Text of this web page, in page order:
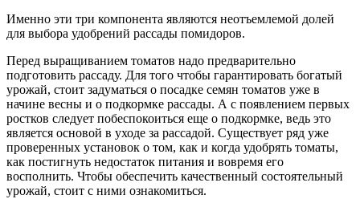
Именно эти три компонента являются неотъемлемой долей
для выбора удобрений рассады помидоров.
Перед выращиванием томатов надо предварительно
подготовить рассаду. Для того чтобы гарантировать богатый
урожай, стоит задуматься о посадке семян томатов уже в
начине весны и о подкормке рассады. А с появлением первых
ростков следует побеспокоиться еще о подкормке, ведь это
является основой в уходе за рассадой. Существует ряд уже
проверенных установок о том, как и когда удобрять томаты,
как постигнуть недостаток питания и вовремя его
восполнить. Чтобы обеспечить качественный состоятельный
урожай, стоит с ними ознакомиться.